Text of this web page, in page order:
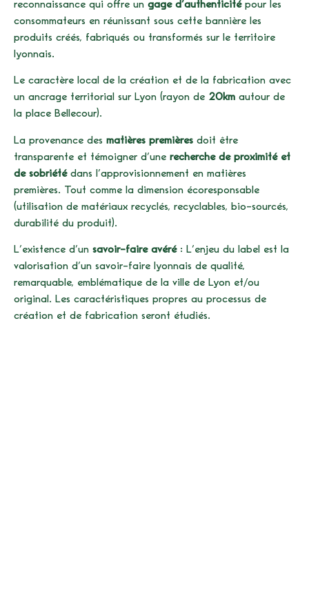
reconnaissance qui offre un gage d’authenticitépour les
consommateurs en réunissant sous cette bannière les
produits créés, fabriqués ou transformés sur le territoire
lyonnais.
Le caractère local de la création et de la fabrication avec
un ancrage territorial sur Lyon (rayon de 20km autour de
la place Bellecour).
La provenance des matières premières doit être
transparente et témoigner d’une recherche de proximité et
de sobriétédans l’approvisionnement en matières
premières. Tout comme la dimension écoresponsable
(utilisation de matériaux recyclés, recyclables, bio-sourcés,
durabilité du produit).
L’existence d’un savoir-faire avéré: L’enjeu du label est la
valorisation d’un savoir-faire lyonnais de qualité,
remarquable, emblématique de la ville de Lyon et/ou
original. Les caractéristiques propres au processus de
création et de fabrication seront étudiés.